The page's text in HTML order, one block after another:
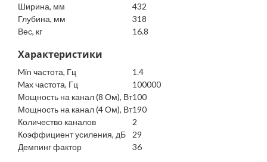
Ширина, мм
432
Глубина, мм
318
Вес, кг
16.8
Характеристики
Min частота, Гц
1.4
Max частота, Гц
100000
Мощность на канал (8 Ом), Вт100
Мощность на канал (4 Ом), Вт190
Количество каналов
2
Коэффициент усиления, дБ
29
Демпинг фактор
36